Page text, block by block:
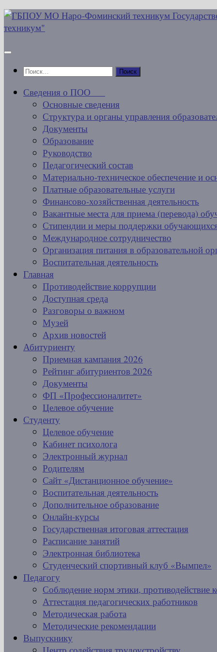
Перейти
к
Найти:
Сведения о ПОО
Основные сведения
Структура и органы управления
Документы
Образование
Руководство
Педагогический состав
Материально-техническое обеспечение и
Платные образовательные услуги
Финансово-хозяйственная деятельность
Вакантные места для приема (перевода)
Стипендии и меры поддержки
Международное сотрудничество
Организация питания в образовательной
Воспитательная деятельность
Главная
Противодействие коррупции
Доступная среда
Разговоры о важном
Музей
Архив новостей
Абитуриенту
Приемная кампания 2026
Рейтинг абитуриентов 2026
Документы
ФП «Профессионалитет»
Целевое обучение
Студенту
Целевое обучение
Кабинет психолога
Электронный журнал
Родителям
Сайт «Дистанционное обучение»
Воспитательная деятельность
Дополнительное образование
Онлайн-курсы
Государственная итоговая аттестация
Расписание занятий
Электронная библиотека
Студенческий спортивный клуб «Вымпел»
Педагогу
Соблюдение норм этики, противодействие
Аттестация педагогических работников
Методическая работа
Методические рекомендации
Выпускнику